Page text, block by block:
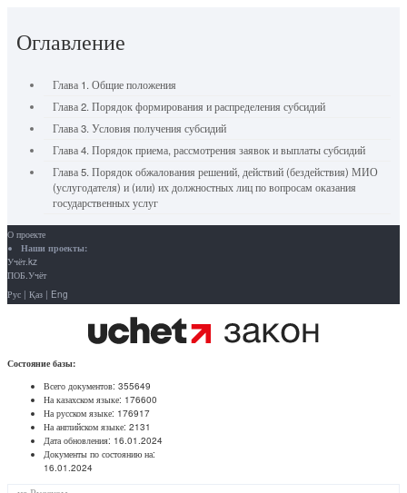
Оглавление
Глава 1. Общие положения
Глава 2. Порядок формирования и распределения субсидий
Глава 3. Условия получения субсидий
Глава 4. Порядок приема, рассмотрения заявок и выплаты субсидий
Глава 5. Порядок обжалования решений, действий (бездействия) МИО
(услугодателя) и (или) их должностных лиц по вопросам оказания
государственных услуг
О проекте
Наши проекты:
Учёт.kz
ПОБ.Учёт
Рус | Қаз | Eng
Состояние базы:
Всего документов: 355649
На казахском языке: 176600
На русском языке: 176917
На английском языке: 2131
Дата обновления: 16.01.2024
Документы по состоянию на:
16.01.2024